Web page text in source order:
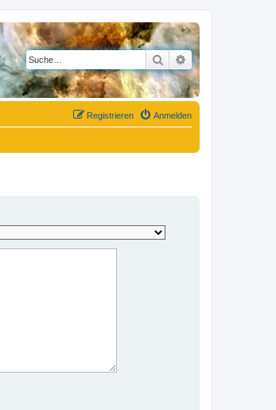
SucheErweiterte Suche
Anmelden
Registrieren